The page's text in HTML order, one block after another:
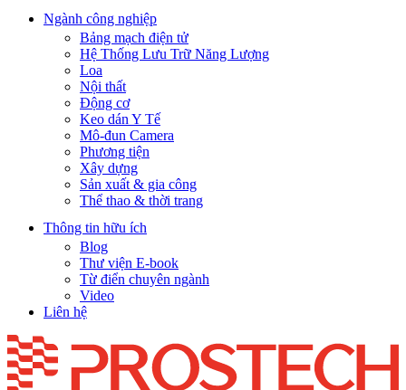
Ngành công nghiệp
Bảng mạch điện tử
Hệ Thống Lưu Trữ Năng Lượng
Loa
Nội thất
Động cơ
Keo dán Y Tế
Mô-đun Camera
Phương tiện
Xây dựng
Sản xuất & gia công
Thể thao & thời trang
Thông tin hữu ích
Blog
Thư viện E-book
Từ điển chuyên ngành
Video
Liên hệ
Skip
to
content